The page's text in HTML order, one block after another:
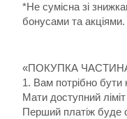
*Не сумісна зі
бонусами та акціями.
«ПОКУПКА
1. Вам потрібно бути
Мати доступний
Перший платіж буде